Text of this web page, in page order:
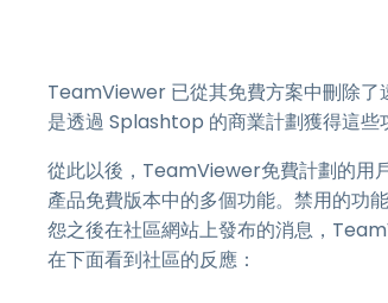
TeamViewer 已從其免費方案中刪除
是透過 Splashtop 的商業計劃獲得這些
從此以後，TeamViewer免費計劃的用
產品免費版本中的多個功能。禁用的功
怨之後在社區網站上發布的消息，
在下面看到社區的反應：